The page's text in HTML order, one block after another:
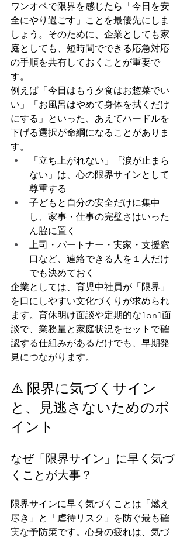
ワンオペで限界を感じたら「今日を安
全にやり過ごす」ことを最優先にしま
しょう。そのために、企業としても家
庭としても、短時間でできる応急対応
の手順を共有しておくことが重要で
す。
例えば「今日はもう夕食はお惣菜でい
い」「お風呂はやめて身体を拭くだけ
にする」といった、あえてハードルを
下げる選択が命綱になることがありま
す。
「立ち上がれない」「涙が止まら
ない」は、心の限界サインとして
尊重する
子どもと自分の安全だけに集中
し、家事・仕事の完璧さはいった
ん脇に置く
上司・パートナー・実家・支援窓
口など、連絡できる人を１人だけ
でも決めておく
企業としては、育児中社員が「限界」
を口にしやすい文化づくりが求められ
ます。育休明け面談や定期的な1on1面
談で、業務量と家庭状況をセットで確
認する仕組みがあるだけでも、早期発
見につながります。
⚠️ 限界に気づくサイン
と、見逃さないためのポ
イント
なぜ「限界サイン」に早く気づ
くことが大事？
限界サインに早く気づくことは「燃え
尽き」と「虐待リスク」を防ぐ最も確
実な予防策です。心身の疲れは、気づ